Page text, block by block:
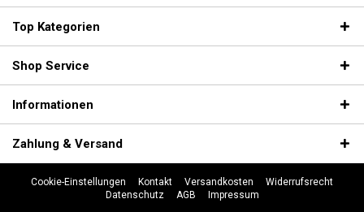
Top Kategorien
Shop Service
Informationen
Zahlung & Versand
Cookie-Einstellungen Kontakt Versandkosten
Widerrufsrecht
Datenschutz
AGB Impressum